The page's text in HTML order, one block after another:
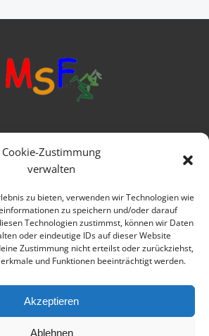
Cookie-Zustimmung
verwalten
zu bieten, verwenden wir Technologien wie
zu speichern und/oder darauf
Technologien zustimmst, können wir Daten
oder eindeutige IDs auf dieser Website
Zustimmung nicht erteilst oder zurückziehst,
und Funktionen beeinträchtigt werden.
Akzeptieren
Ablehnen
Ringstraße 1
95119 Naila
09282 979080
Datenschutz